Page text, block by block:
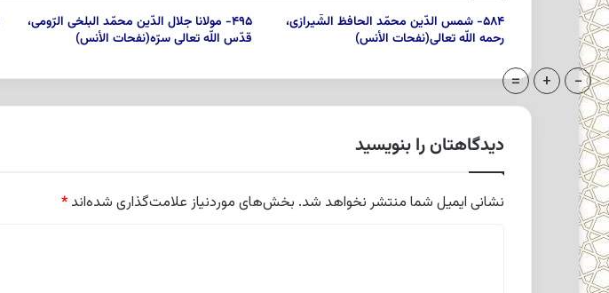
۵۸۴- شمس الدّین محمّد الحافظ الشّیرازى،
رحمه اللّه تعالى‏(نفحات الأنس)
۴۹۵- مولانا جلال الدّین محمّد البلخى الرّومى،
قدّس اللّه تعالى سرّه‏(نفحات الأنس)
دیدگاهتان را بنویسید
نشانی ایمیل شما منتشر نخواهد شد. بخش‌های موردنیاز علامت‌گذاری شده‌اند *
-
+
=